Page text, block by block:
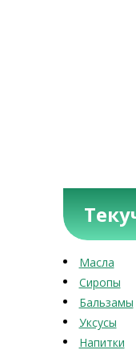
Масла
Сиропы
Бальзамы
Уксусы
Напитки